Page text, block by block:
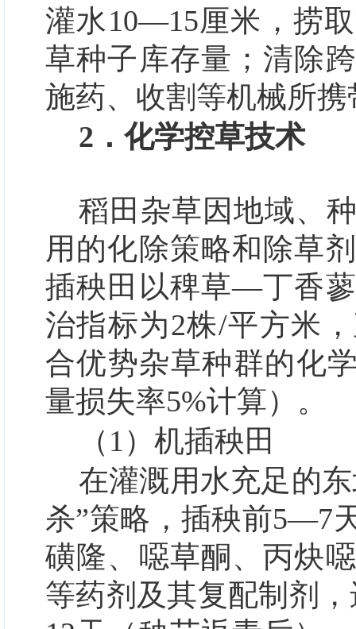
灌水10—15厘米，捞
草种子库存量；清除
施药、收割等机械所
2．化学控草技术
稻田杂草因地域、
用的化除策略和除草
插秧田以稗草—丁香
治指标为2株/平方米
合优势杂草种群的化
量损失率5%计算）。
（1） 机插秧田
在灌溉用水充足的
杀”策略，插秧前5—7
磺隆、噁草酮、丙炔
等药剂及其复配制剂